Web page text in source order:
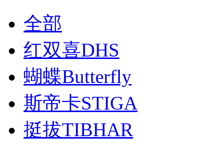
全部
红双喜DHS
蝴蝶Butterfly
斯帝卡STIGA
挺拔TIBHAR